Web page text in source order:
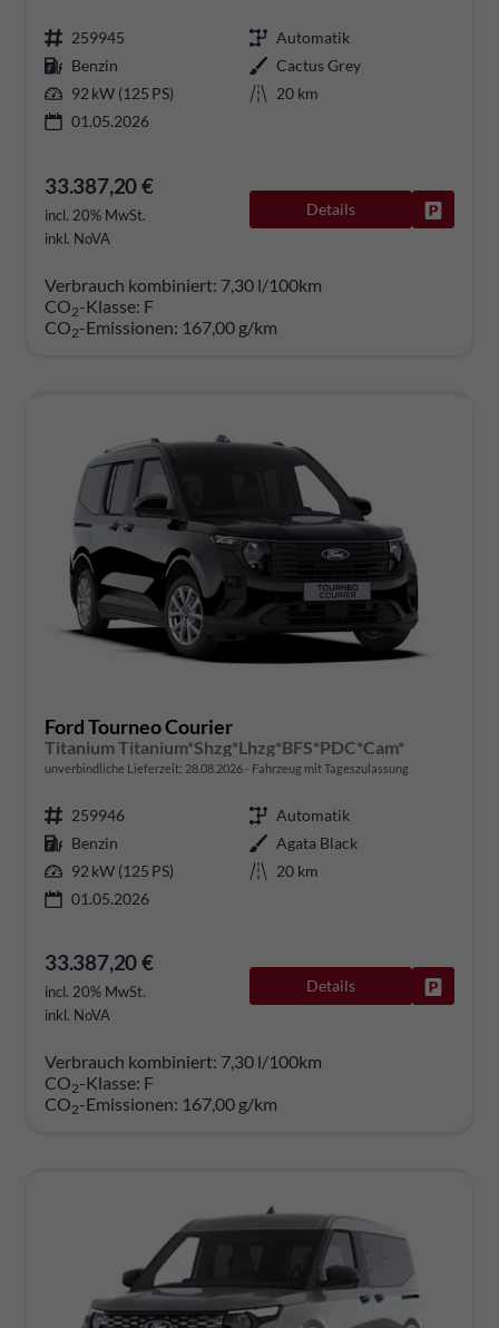
259945
Automatik
Benzin
Cactus Grey
92 kW (125 PS)
20 km
01.05.2026
33.387,20 €
incl. 20% MwSt.
inkl. NoVA
Details
Verbrauch kombiniert: 7,30 l/100km
CO2-Klasse: F
CO2-Emissionen: 167,00 g/km
Ford Tourneo Courier
Titanium Titanium*Shzg*Lhzg*BFS*PDC*Cam*
unverbindliche Lieferzeit: 28.08.2026 Fahrzeug mit Tageszulassung
259946
Automatik
Benzin
Agata Black
92 kW (125 PS)
20 km
01.05.2026
33.387,20 €
incl. 20% MwSt.
inkl. NoVA
Details
Verbrauch kombiniert: 7,30 l/100km
CO2-Klasse: F
CO2-Emissionen: 167,00 g/km